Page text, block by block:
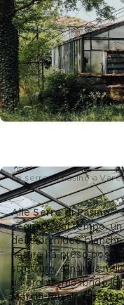
Le serre di Pasino a
Alle Serre di Pasino –
segnate dal tempo,
delle orchidee
natura ha preso
strutture, s’insinua
un organismo ibrido.
Marcin Rusak, Ghost